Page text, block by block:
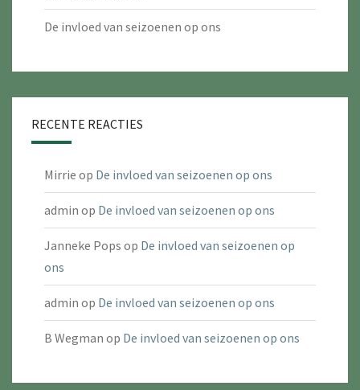
De invloed van seizoenen op ons
RECENTE REACTIES
Mirrie op De invloed van seizoenen op ons
admin op De invloed van seizoenen op ons
Janneke Pops op De invloed van seizoenen op
ons
admin op De invloed van seizoenen op ons
B Wegman op De invloed van seizoenen op ons